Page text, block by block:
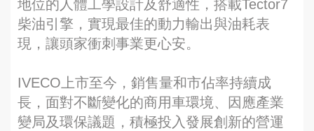
地位的人體工學設計及舒適性，搭載Tector7
柴油引擎，實現最佳的動力輸出與油耗表
現，讓頭家衝刺事業更心安。
IVECO上市至今，銷售量和市佔率持續成
長，面對不斷變化的商用車環境、因應產業
變局及環保議題，積極投入發展創新的營運